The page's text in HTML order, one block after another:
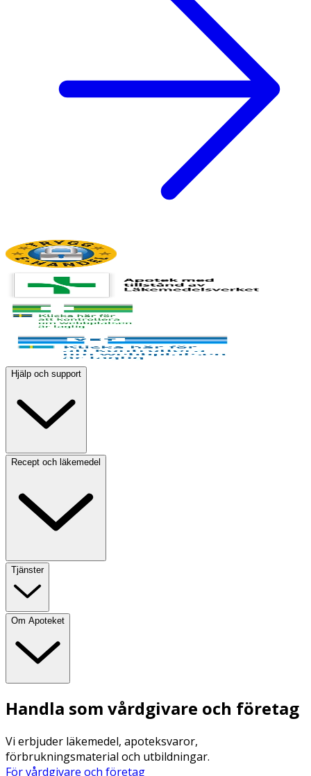
Hjälp och support
Recept och läkemedel
Tjänster
Om Apoteket
Handla som vårdgivare och företag
Vi erbjuder läkemedel, apoteksvaror,
förbrukningsmaterial och utbildningar.
För vårdgivare och företag